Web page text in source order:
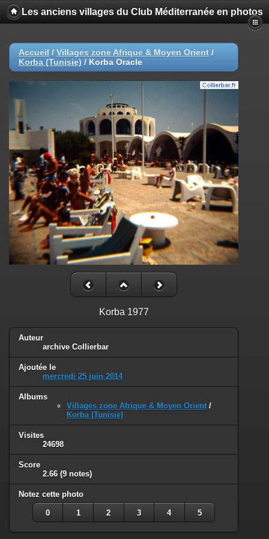
Les anciens villages du Club Méditerranée en photos
Accueil / Villages zone Afrique & Moyen Orient /
Korba (Tunisie) / Korba Oracle
Korba 1977
Auteur
archive Collierbar
Ajoutée le
mercredi 25 juin 2014
Albums
Villages zone Afrique & Moyen Orient /
Korba (Tunisie)
Visites
24698
Score
2.66 (9 notes)
Notez cette photo
0 1 2 3 4 5